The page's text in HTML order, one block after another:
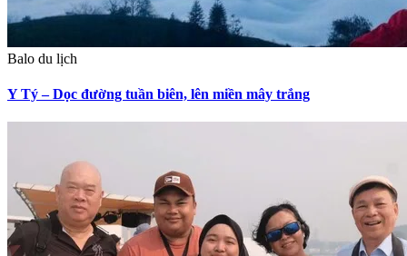
Balo du lịch
Y Tý – Dọc đường tuần biên, lên miền mây trắng